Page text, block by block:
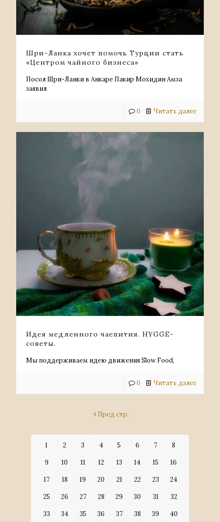
Шри-Ланка хочет помочь Турции стать
«Центром чайного бизнеса»
Посол Шри-Ланки в Анкаре Пакир Мохидин Амза
заявил
0 Читать далее
Идея медленного чаепития. HYGGE-
советы.
Мы поддерживаем идею движения Slow Food,
0 Читать далее
Пред стр.
1 2 3 4 5 6 7 8
9 10 11 12 13 14 15 16
17 18 19 20 21 22 23 24
25 26 27 28 29 30 31 32
33 34 35 36 37 38 39 40